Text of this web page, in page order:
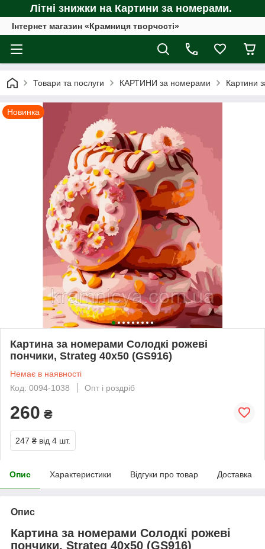
Літні знижки на Картини за номерами.
Інтернет магазин «Крамниця творчості»
Товари та послуги КАРТИНИ за номерами Картини
Новинка
Картина за номерами Солодкі рожеві
пончики, Strateg 40х50 (GS916)
Немає в наявності
Код: 0094-1038
Опт і роздріб
260 ₴
247 ₴ від 4 шт.
Опис Характеристики Відгуки про товар Доставка
Опис
Картина за номерами Солодкі рожеві
пончики, Strateg 40х50 (GS916)